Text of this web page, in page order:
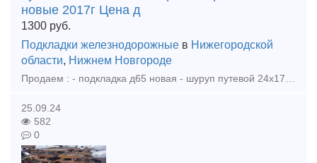
новые 2017г Цена д
1300 руб.
Подкладки железнодорожные в Нижегородской
области, Нижнем Новгороде
Продаем : - подкладка д65 новая - шуруп путевой 24х170 новый - рельсы р65 12,5м новые 2017г Цена договорная. тел. +79302110210 watsapp тел. +79302110210 telegram ( @vsp696 ) тел. +7930211
25.09.24
582
0